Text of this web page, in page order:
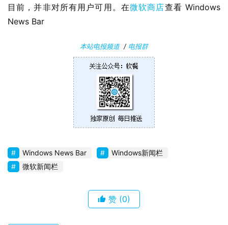
苹
目前，并非对所有用户可用。在微软商店查看 Windows
News Bar
本站电报频道/ 电报群
Windows News Bar
Windows新闻栏
微软新闻栏
赞 (0)